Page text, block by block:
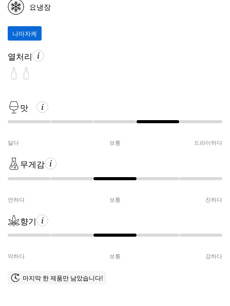
요냉장
나마자케
열처리
맛
달다 보통 드라이하다
무게감
연하다 보통 진하다
향기
약하다 보통 강하다
마지막 한 제품만 남았습니다!